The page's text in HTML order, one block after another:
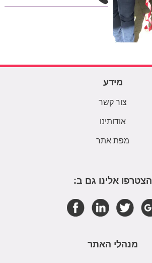
מידע
צור קשר
אודותינו
מפת אתר
הצטרפו אלינו גם ב:
מנהלי האתר